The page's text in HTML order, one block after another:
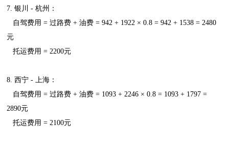
7. 银川 - 杭州：
自驾费用 = 过路费 + 油费 = 942 + 1922 × 0.8 = 942 + 1538 = 2480
元
托运费用 = 2200元
8. 西宁 - 上海：
自驾费用 = 过路费 + 油费 = 1093 + 2246 × 0.8 = 1093 + 1797 =
2890元
托运费用 = 2100元